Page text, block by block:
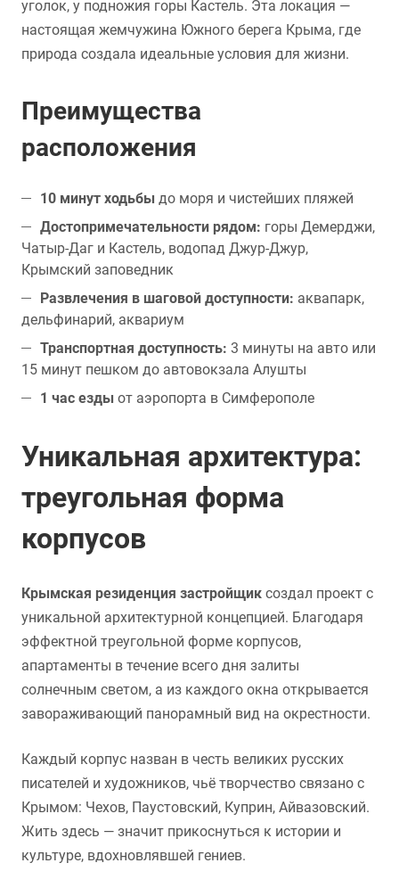
уголок, у подножия горы Кастель. Эта локация —
настоящая жемчужина Южного берега Крыма, где
природа создала идеальные условия для жизни.
Преимущества
расположения
10 минут ходьбы до моря и чистейших пляжей
Достопримечательности рядом: горы Демерджи,
Чатыр-Даг и Кастель, водопад Джур-Джур,
Крымский заповедник
Развлечения в шаговой доступности: аквапарк,
дельфинарий, аквариум
Транспортная доступность: 3 минуты на авто или
15 минут пешком до автовокзала Алушты
1 час езды от аэропорта в Симферополе
Уникальная архитектура:
треугольная форма
корпусов
Крымская резиденция застройщик создал проект с
уникальной архитектурной концепцией. Благодаря
эффектной треугольной форме корпусов,
апартаменты в течение всего дня залиты
солнечным светом, а из каждого окна открывается
завораживающий панорамный вид на окрестности.
Каждый корпус назван в честь великих русских
писателей и художников, чьё творчество связано с
Крымом: Чехов, Паустовский, Куприн, Айвазовский.
Жить здесь — значит прикоснуться к истории и
культуре, вдохновлявшей гениев.